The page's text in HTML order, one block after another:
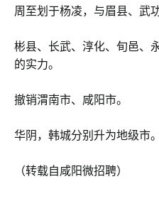
周至划于杨凌，与眉县、武
彬县、长武、淳化、旬邑、
的实力。
撤销渭南市、咸阳市。
华阴，韩城分别升为地级市。
（转载自咸阳微招聘）